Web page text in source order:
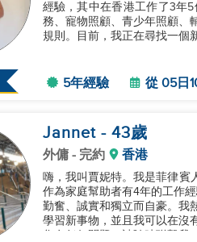
經驗，其中在香港工作了3年5個月，在沙特阿
務、寵物照顧、青少年照顧、
規則。目前，我正在尋找一個
5年經驗 從 05日
Jannet - 43歲
外傭 - 完約 香港
嗨，我叫賈妮特。我是菲律賓
作為家庭幫助者有4年的工作
勤奮、誠實和獨立而自豪。我
學習新事物，並且我可以在沒